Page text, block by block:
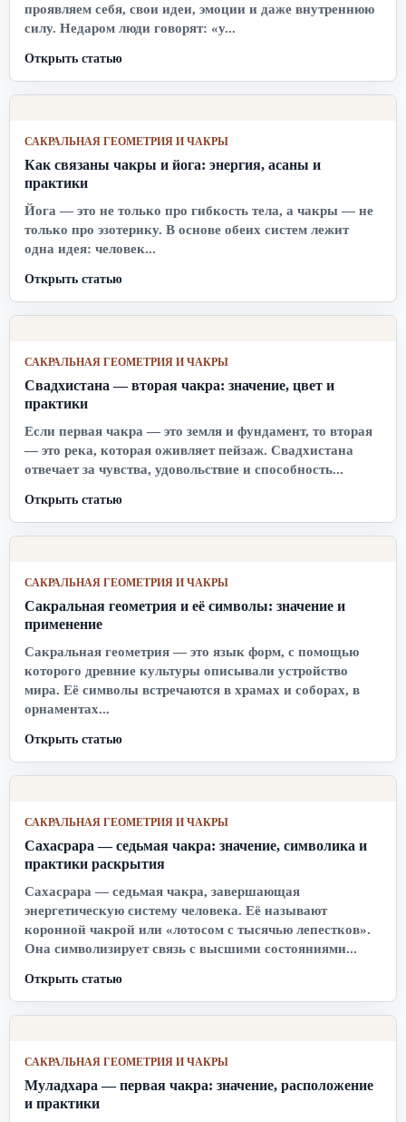
проявляем себя, свои идеи, эмоции и даже внутреннюю
силу. Недаром люди говорят: «у...
Открыть статью
САКРАЛЬНАЯ ГЕОМЕТРИЯ И ЧАКРЫ
Как связаны чакры и йога: энергия, асаны и
практики
Йога — это не только про гибкость тела, а чакры — не
только про эзотерику. В основе обеих систем лежит
одна идея: человек...
Открыть статью
САКРАЛЬНАЯ ГЕОМЕТРИЯ И ЧАКРЫ
Свадхистана — вторая чакра: значение, цвет и
практики
Если первая чакра — это земля и фундамент, то вторая
— это река, которая оживляет пейзаж. Свадхистана
отвечает за чувства, удовольствие и способность...
Открыть статью
САКРАЛЬНАЯ ГЕОМЕТРИЯ И ЧАКРЫ
Сакральная геометрия и её символы: значение и
применение
Сакральная геометрия — это язык форм, с помощью
которого древние культуры описывали устройство
мира. Её символы встречаются в храмах и соборах, в
орнаментах...
Открыть статью
САКРАЛЬНАЯ ГЕОМЕТРИЯ И ЧАКРЫ
Сахасрара — седьмая чакра: значение, символика и
практики раскрытия
Сахасрара — седьмая чакра, завершающая
энергетическую систему человека. Её называют
коронной чакрой или «лотосом с тысячью лепестков».
Она символизирует связь с высшими состояниями...
Открыть статью
САКРАЛЬНАЯ ГЕОМЕТРИЯ И ЧАКРЫ
Муладхара — первая чакра: значение, расположение
и практики